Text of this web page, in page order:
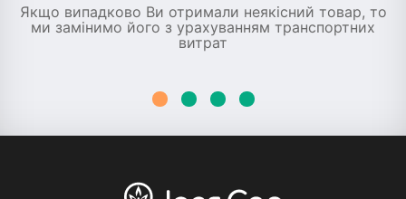
Якщо випадково Ви отримали неякісний товар, то
ми замінимо його з урахуванням транспортних
витрат